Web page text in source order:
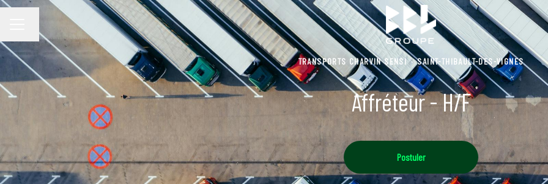
MENU CARRIÈRE
Changer la langue
TRANSPORTS CHARVIN SENSI · SAINT-THIBAULT-DES-VIGNES
Affréteur - H/F
Postuler